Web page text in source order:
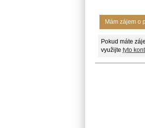
Mám zájem o
Pokud máte
využijte tyto